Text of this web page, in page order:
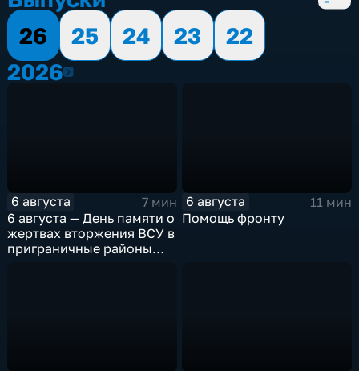
26
25 24 23
22
20262026
6 августа
7 мин
6 августа — День памяти о
жертвах вторжения ВСУ в
приграничные районы
6 августа
11 мин
Помощь фронту